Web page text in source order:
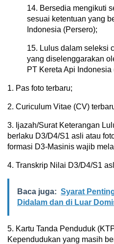
14. Bersedia mengikuti
sesuai ketentuan yang
Indonesia (Persero);
15. Lulus dalam seleksi
yang diselenggarakan
PT Kereta Api Indonesia
1. Pas foto terbaru;
2. Curiculum Vitae (CV)
3. Ijazah/Surat Keterangan
berlaku D3/D4/S1 asli atau
formasi D3-Masinis wajib
4. Transkrip Nilai D3/D4/S1
Baca juga: Syarat
Didalam dan di Luar
5. Kartu Tanda Penduduk
Kependudukan yang masih